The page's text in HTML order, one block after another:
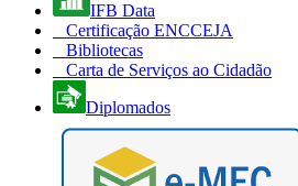
IFB Data
Certificação ENCCEJA
Bibliotecas
Carta de Serviços ao Cidadão
Diplomados